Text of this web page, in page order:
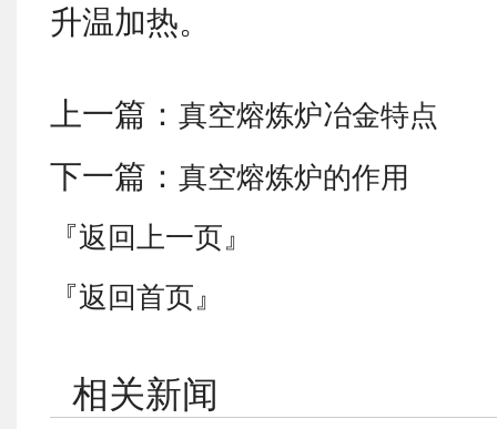
升温加热。
上一篇： 真空熔炼炉冶金特点
下一篇： 真空熔炼炉的作用
『返回上一页』
『返回首页』
相关新闻